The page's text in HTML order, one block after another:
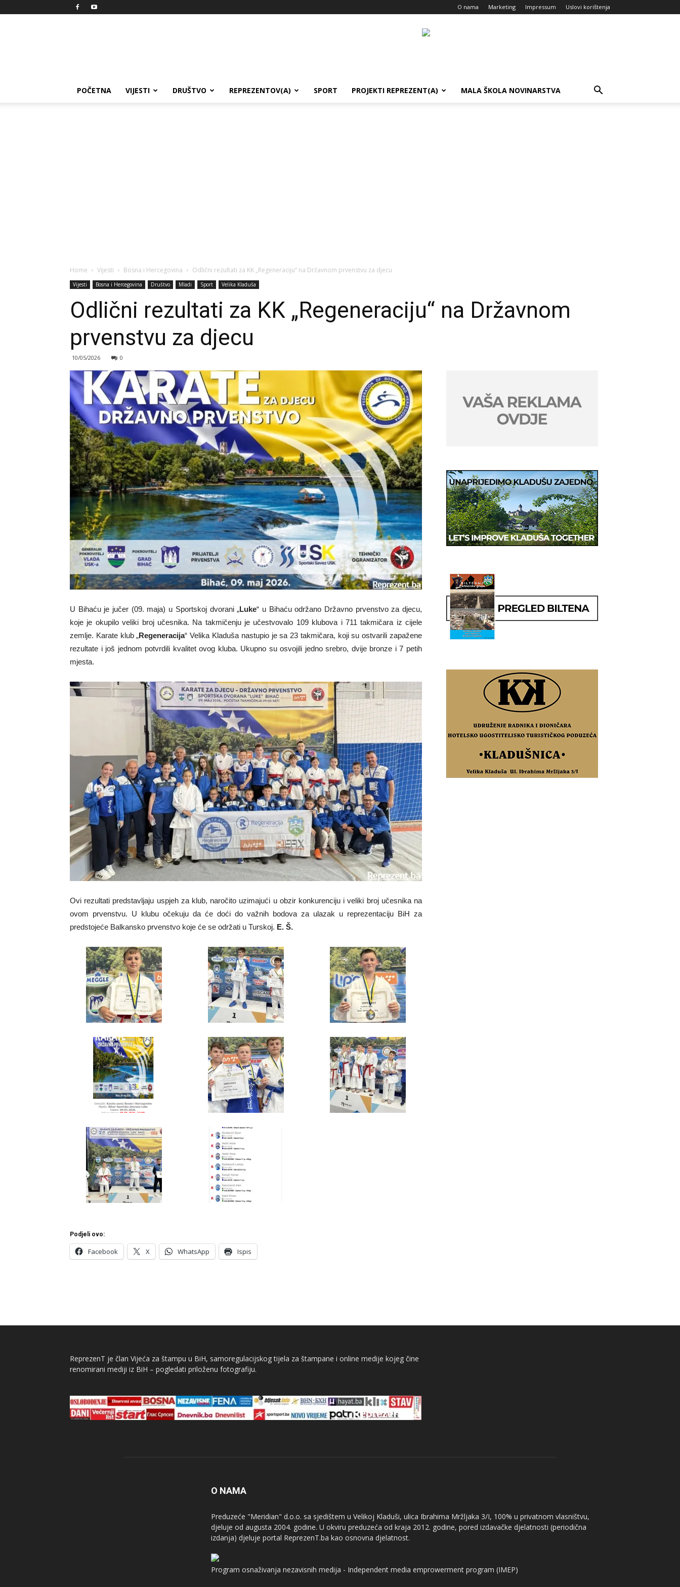
O nama Marketing Impressum Uslovi korištenja
POČETNA VIJESTI DRUŠTVO REPREZENTOV(A) SPORT PROJEKTI REPREZENT(A) MALA ŠKOLA NOVINARSTVA
Home Vijesti Bosna i Hercegovina Odlični rezultati za KK „Regeneraciju“ na Državnom prvenstvu za djecu
Vijesti Bosna i Hercegovina Društvo Mladi Sport Velika Kladuša
Odlični rezultati za KK „Regeneraciju“ na Državnom
prvenstvu za djecu
10/05/2026 0
U Bihaću je jučer (09. maja) u Sportskoj dvorani „Luke“ u Bihaću održano Državno prvenstvo za djecu,
koje je okupilo veliki broj učesnika. Na takmičenju je učestvovalo 109 klubova i 711 takmičara iz cijele
zemlje. Karate klub „Regeneracija“ Velika Kladuša nastupio je sa 23 takmičara, koji su ostvarili zapažene
rezultate i još jednom potvrdili kvalitet ovog kluba. Ukupno su osvojili jedno srebro, dvije bronze i 7 petih
mjesta.
Ovi rezultati predstavljaju uspjeh za klub, naročito uzimajući u obzir konkurenciju i veliki broj učesnika na
ovom prvenstvu. U klubu očekuju da će doći do važnih bodova za ulazak u reprezentaciju BiH za
predstojeće Balkansko prvenstvo koje će se održati u Turskoj. E. Š.
Podjeli ovo:
Facebook X WhatsApp Ispis
ReprezenT je član Vijeća za štampu u BiH, samoregulacijskog tijela za štampane i online medije kojeg čine
renomirani mediji iz BiH – pogledati priloženu fotografiju.
O NAMA
Preduzeće "Meridian" d.o.o. sa sjedištem u Velikoj Kladuši, ulica Ibrahima Mržljaka 3/I, 100% u privatnom vlasništvu,
djeluje od augusta 2004. godine. U okviru preduzeća od kraja 2012. godine, pored izdavačke djelatnosti (periodična
izdanja) djeluje portal ReprezenT.ba kao osnovna djelatnost.
Program osnaživanja nezavisnih medija - Independent media emprowerment program (IMEP)